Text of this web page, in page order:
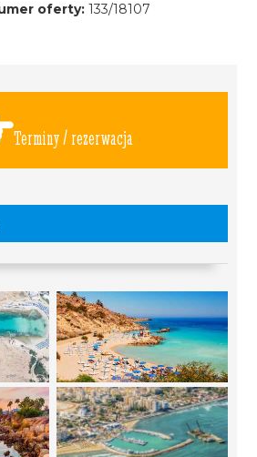
oferty:133/18107
Terminy / rezerwacja